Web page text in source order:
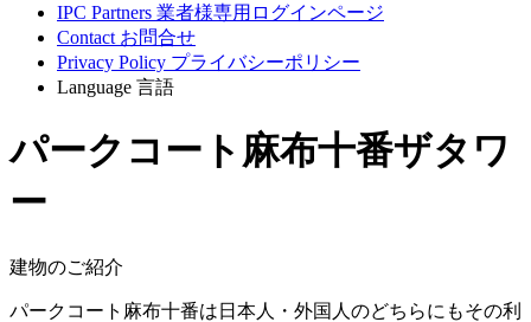
IPC Partners 業者様専用ログインページ
Contact お問合せ
Privacy Policy プライバシーポリシー
Language 言語
パークコート麻布十番ザタワ
ー
建物のご紹介
パークコート麻布十番は日本人・外国人のどちらにもその利